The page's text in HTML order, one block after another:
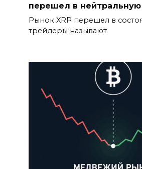
перешел в нейтральную
Рынок XRP перешел в
трейдеры называют